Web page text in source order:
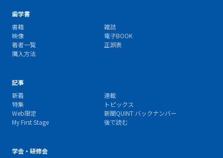
歯学書
書籍
雑誌
映像
電子BOOK
著者一覧
正誤表
購入方法
記事
新着
連載
特集
トピックス
Web限定
新聞QUINT バックナンバー
My First Stage
後で読む
学会・研修会